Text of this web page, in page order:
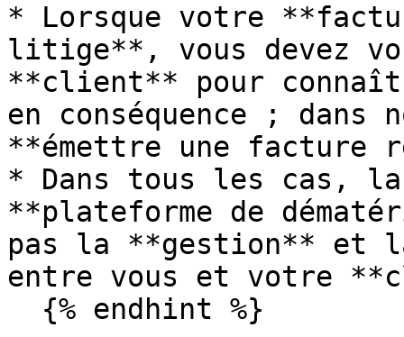
* Lorsque votre
litige**, vous devez
**client** pour
en conséquence ;
**émettre une
* Dans tous les cas, la
**plateforme de
pas la **gestion** et
entre vous et votre